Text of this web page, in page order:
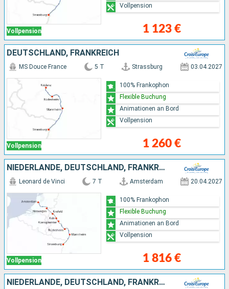
Vollpension 1 123 €
Vollpension
DEUTSCHLAND, FRANKREICH
Vollpension
MS Douce France 5 T Strassburg 03.04.2027
1 260 €
100% Frankophon
Flexible Buchung
Animationen an Bord
Vollpension
NIEDERLANDE, DEUTSCHLAND, FRANKREICH
Vollpension
Leonard de Vinci 7 T Amsterdam 20.04.2027
1 816 €
100% Frankophon
Flexible Buchung
Animationen an Bord
Vollpension
NIEDERLANDE, DEUTSCHLAND, FRANKREICH